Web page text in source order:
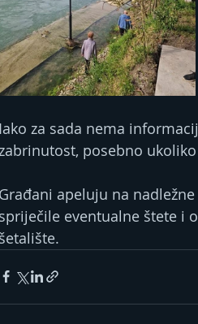
Iako za sada nema
zabrinutost, posebno
Građani apeluju na
spriječile eventualne štete i
šetalište.